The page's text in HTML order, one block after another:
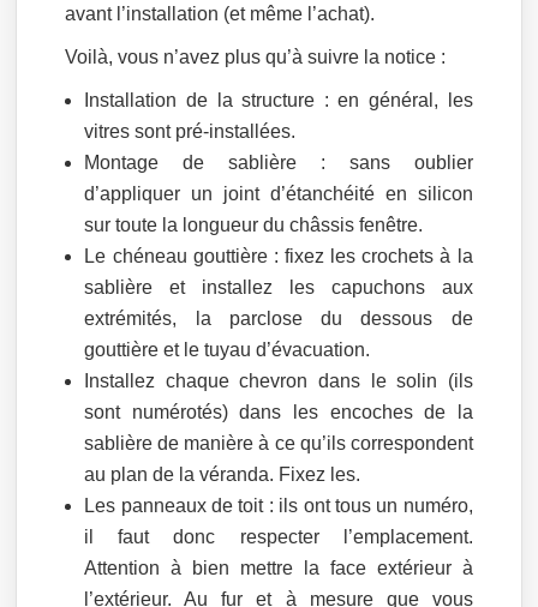
avant l’installation (et même l’achat).
Voilà, vous n’avez plus qu’à suivre la notice :
Installation de la structure : en général, les
vitres sont pré-installées.
Montage de sablière : sans oublier
d’appliquer un joint d’étanchéité en silicon
sur toute la longueur du châssis fenêtre.
Le chéneau gouttière : fixez les crochets à la
sablière et installez les capuchons aux
extrémités, la parclose du dessous de
gouttière et le tuyau d’évacuation.
Installez chaque chevron dans le solin (ils
sont numérotés) dans les encoches de la
sablière de manière à ce qu’ils correspondent
au plan de la véranda. Fixez les.
Les panneaux de toit : ils ont tous un numéro,
il faut donc respecter l’emplacement.
Attention à bien mettre la face extérieur à
l’extérieur. Au fur et à mesure que vous